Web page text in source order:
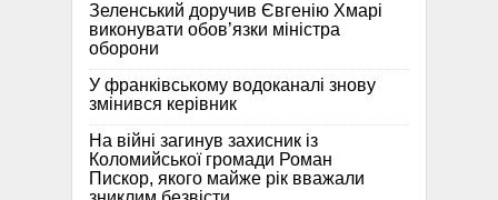
Зеленський доручив Євгенію Хмарі
виконувати обов’язки міністра
оборони
У франківському водоканалі знову
змінився керівник
На війні загинув захисник із
Коломийської громади Роман
Пискор, якого майже рік вважали